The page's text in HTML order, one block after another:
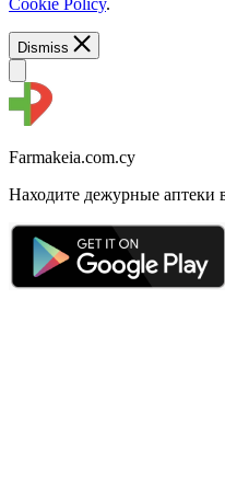
Dismiss
Farmakeia.com.cy
Находите дежурные аптеки